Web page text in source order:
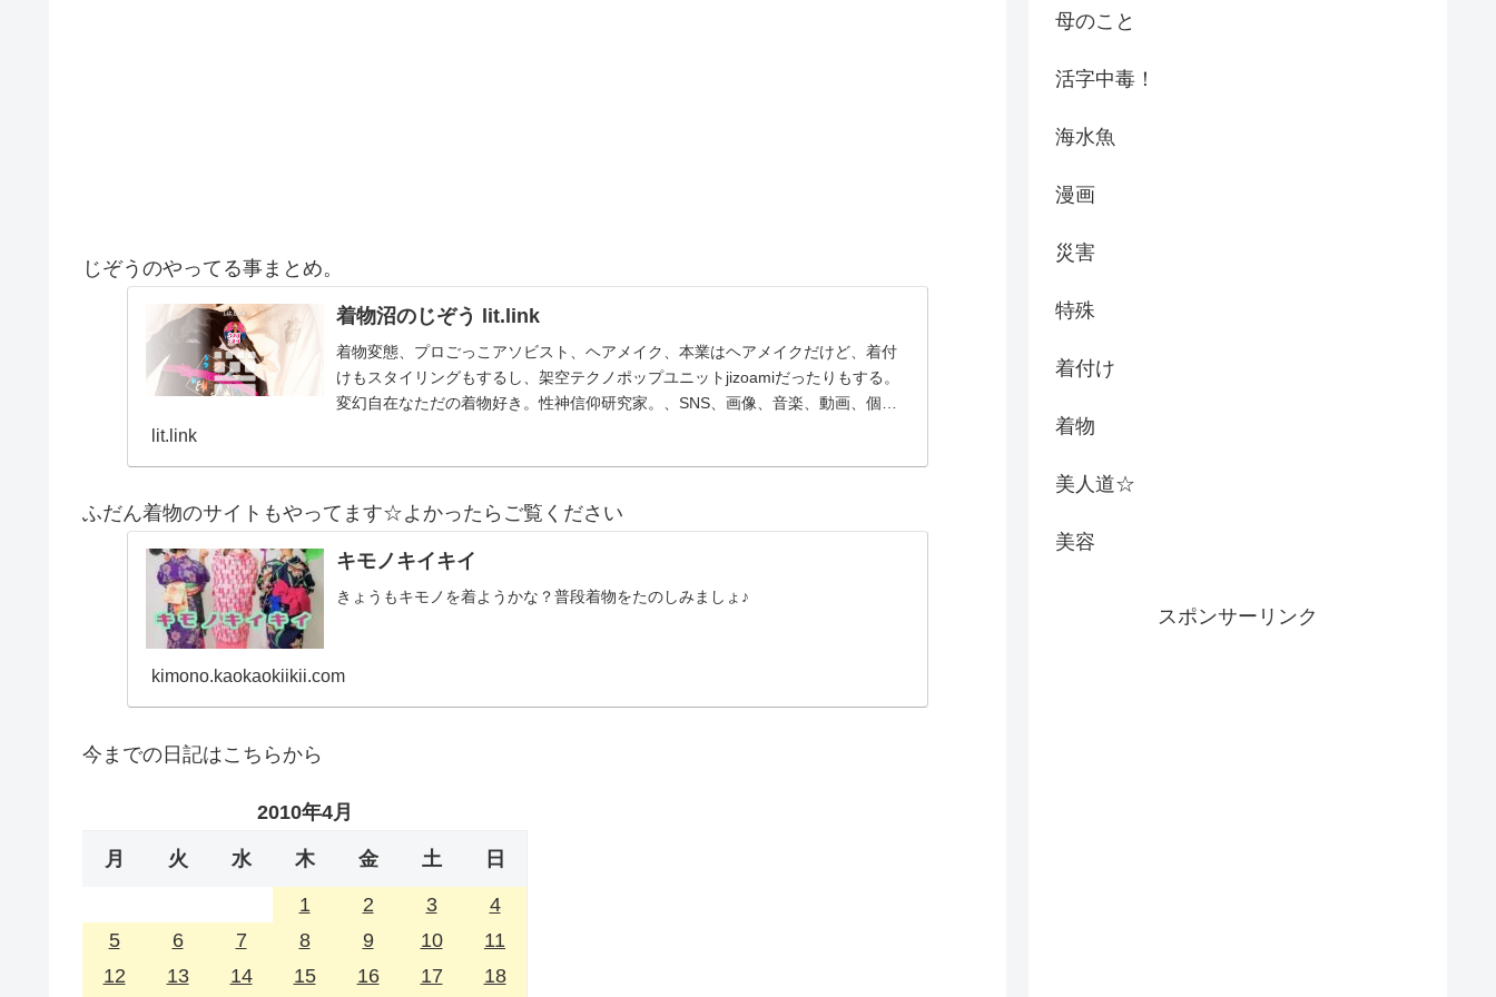
じぞうのやってる事まとめ。
着物沼のじぞう lit.link
着物変態、プロごっこアソビスト、ヘアメイク、本業はヘアメイクだけど、着付
けもスタイリングもするし、架空テクノポップユニットjizoamiだったりもする。
変幻自在なただの着物好き。性神信仰研究家。、SNS、画像、音楽、動画、個性
lit.link
ふだん着物のサイトもやってます☆よかったらご覧ください
キモノキイキイ
きょうもキモノを着ようかな？普段着物をたのしみましょ♪
kimono.kaokaokiikii.com
今までの日記はこちらから
2010年4月
月 火 水 木 金 土 日
1 2 3
4
5
6 7 8 9 10
11
12
13 14 15 16 17 18
母のこと
活字中毒！
海水魚
漫画
災害
特殊
着付け
着物
美人道☆
美容
スポンサーリンク